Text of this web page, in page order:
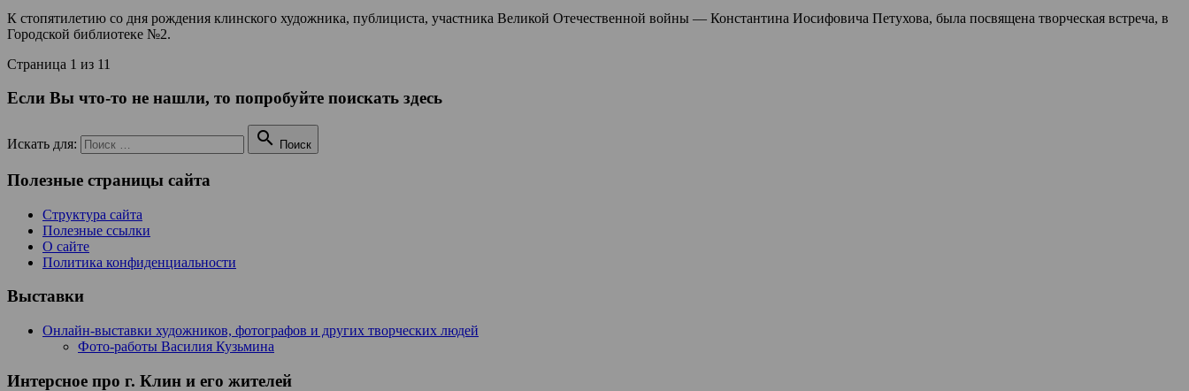
К стопятилетию со дня рождения клинского художника, публициста, участника Великой Отечественной войны — Константина Иосифовича Петухова, была посвящена творческая встреча, в
Городской библиотеке №2.
Страница 1 из 11
Если Вы что-то не нашли, то попробуйте поискать здесь
Искать для:  Поиск
Полезные страницы сайта
Структура сайта
Полезные ссылки
О сайте
Политика конфиденциальности
Выставки
Онлайн-выставки художников, фотографов и других творческих людей
Фото-работы Василия Кузьмина
Интерсное про г. Клин и его жителей